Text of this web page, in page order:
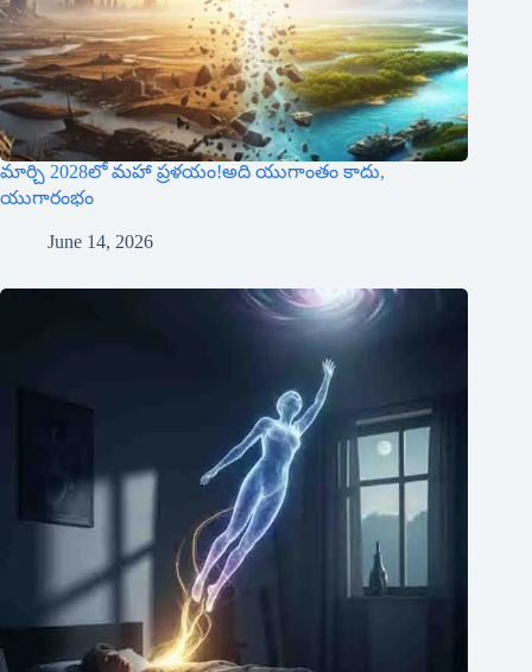
మార్చి 2028లో మహా ప్రళయం!అది యుగాంతం కాదు,
యుగారంభం
June 14, 2026